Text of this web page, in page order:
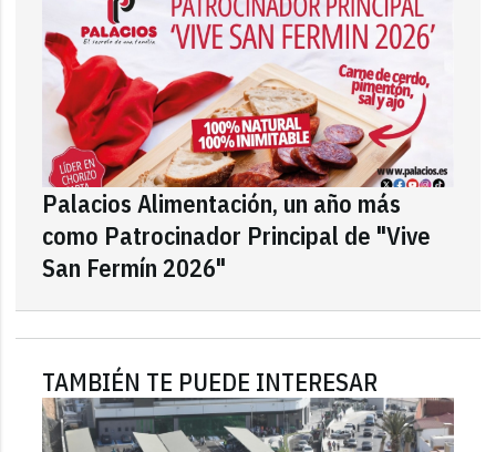
Palacios Alimentación, un año más
como Patrocinador Principal de "Vive
San Fermín 2026"
TAMBIÉN TE PUEDE INTERESAR